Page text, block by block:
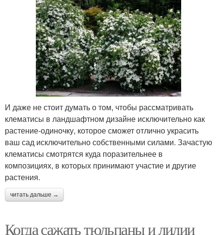
И даже не стоит думать о том, чтобы рассматривать
клематисы в ландшафтном дизайне исключительно как
растение-одиночку, которое сможет отлично украсить
ваш сад исключительно собственными силами. Зачастую
клематисы смотрятся куда поразительнее в
композициях, в которых принимают участие и другие
растения.
читать дальше →
Когда сажать тюльпаны и лилии